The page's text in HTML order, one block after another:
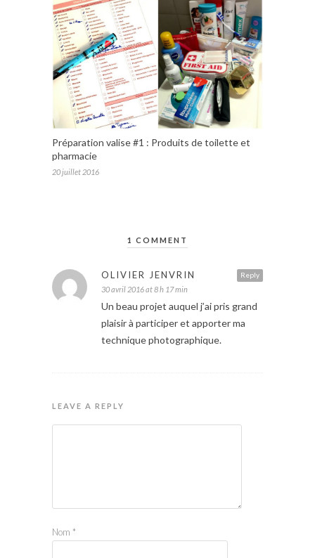
Préparation valise #1 : Produits de toilette et
pharmacie
20 juillet 2016
1 COMMENT
Reply
OLIVIER JENVRIN
30 avril 2016 at 8 h 17 min
Un beau projet auquel j’ai pris grand
plaisir à participer et apporter ma
technique photographique.
LEAVE A REPLY
Nom *